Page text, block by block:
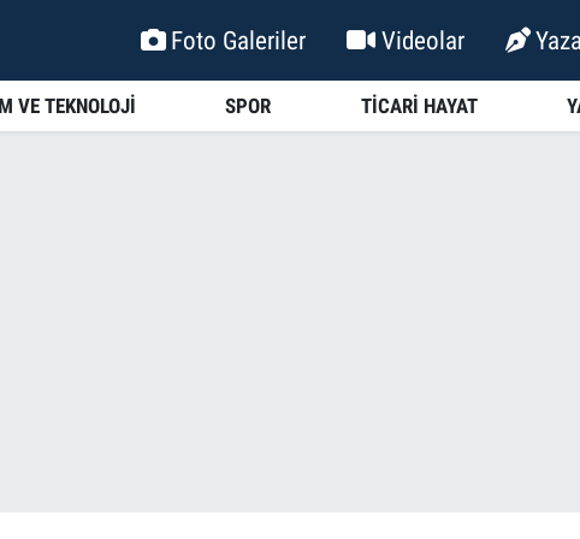
Foto Galeriler Videolar
VE TEKNOLOJİ SPOR TİCARİ HAYAT